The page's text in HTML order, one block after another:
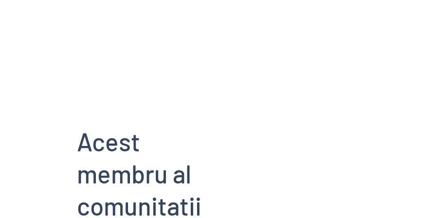
Acest
membru al
comunitatii